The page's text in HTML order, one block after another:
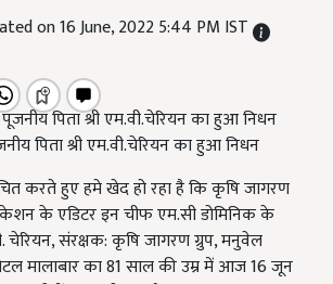
on 16 June, 2022 5:44 PM IST
पिता श्री एम.वी.चेरियन का हुआ निधन
करते हुए हमे खेद हो रहा है कि कृषि जागरण
के एडिटर इन चीफ एम.सी डोमिनिक के
चेरियन, संरक्षक: कृषि जागरण ग्रुप, मनुवेल
मालाबार का 81 साल की उम्र में आज 16 जून